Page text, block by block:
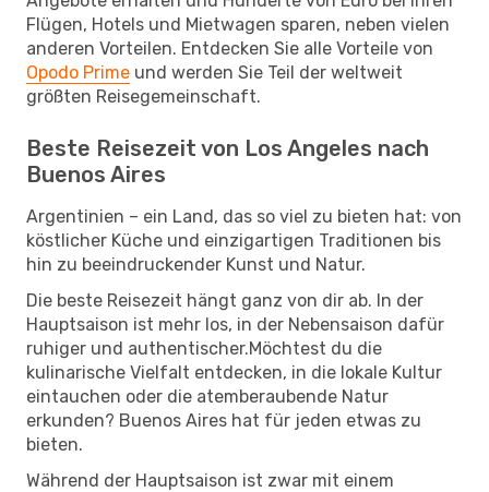
Flügen, Hotels und Mietwagen sparen, neben vielen
anderen Vorteilen. Entdecken Sie alle Vorteile von
Opodo Prime und werden Sie Teil der weltweit
größten Reisegemeinschaft.
Beste Reisezeit von Los Angeles nach
Buenos Aires
Argentinien – ein Land, das so viel zu bieten hat: von
köstlicher Küche und einzigartigen Traditionen bis
hin zu beeindruckender Kunst und Natur.
Die beste Reisezeit hängt ganz von dir ab. In der
Hauptsaison ist mehr los, in der Nebensaison dafür
ruhiger und authentischer.Möchtest du die
kulinarische Vielfalt entdecken, in die lokale Kultur
eintauchen oder die atemberaubende Natur
erkunden? Buenos Aires hat für jeden etwas zu
bieten.
Während der Hauptsaison ist zwar mit einem